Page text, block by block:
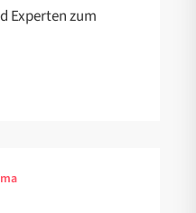
Experten zum